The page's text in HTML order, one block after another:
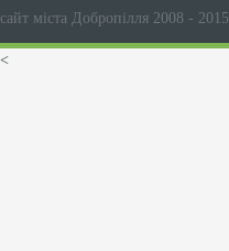
сайт міста Добропілля 2008 - 2015
<